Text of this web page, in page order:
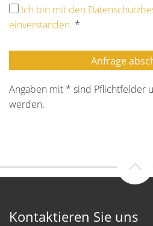
Ich bin mit den
einverstanden. *
Angaben mit * sind Pflichtfelder
werden.
Kontaktieren Sie uns